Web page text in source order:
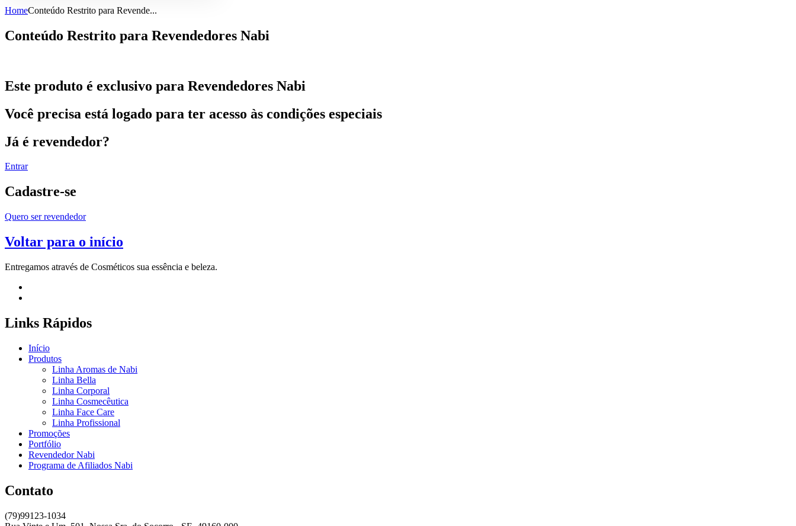
HomeConteúdo Restrito para Revende...
Conteúdo Restrito para Revendedores Nabi
Este produto é exclusivo para Revendedores Nabi
Você precisa está logado para ter acesso às condições especiais
Já é revendedor?
Entrar
Cadastre-se
Quero ser revendedor
Voltar para o início
Entregamos através de Cosméticos sua essência e beleza.
Links Rápidos
Início
Produtos
Linha Aromas de Nabi
Linha Bella
Linha Corporal
Linha Cosmecêutica
Linha Face Care
Linha Profissional
Promoções
Portfólio
Revendedor Nabi
Programa de Afiliados Nabi
Contato
(79)99123-1034